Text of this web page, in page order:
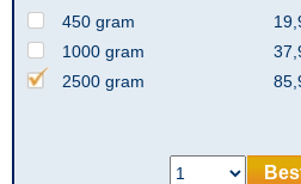
450 gram
1000 gram
2500 gram